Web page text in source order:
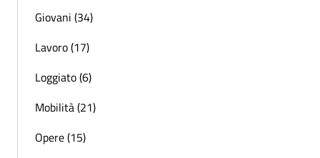
Giovani (34)
Lavoro (17)
Loggiato (6)
Mobilità (21)
Opere (15)